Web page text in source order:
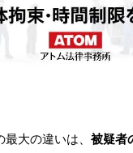
の無料相談
会を弁護士に依頼
大の違いは、 被疑者